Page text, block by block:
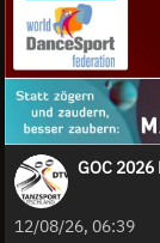
GOC
12/08/26, 06:39